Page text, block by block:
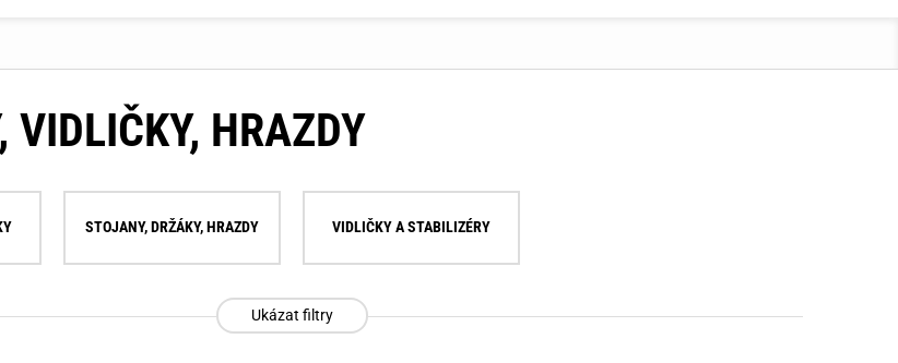
VIDLIČKY, HRAZDY
STOJANY, DRŽÁKY, HRAZDY VIDLIČKY A STABILIZÉRY
Ukázat filtry